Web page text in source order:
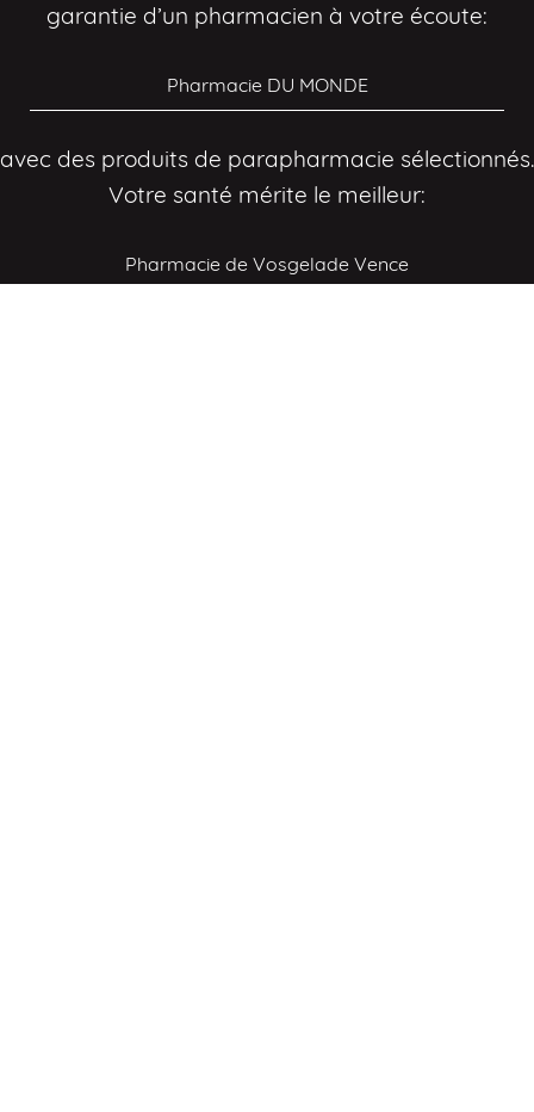
garantie d’un pharmacien à votre écoute:
Pharmacie DU MONDE
avec des produits de parapharmacie sélectionnés.
Votre santé mérite le meilleur:
Pharmacie de Vosgelade Vence